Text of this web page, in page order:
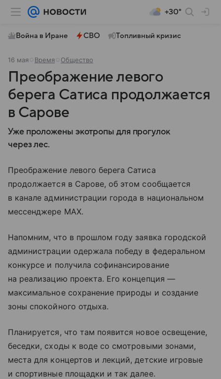
+30°
Война в Иране СВО Топливный кризис
16 мая Время Общество
Преображение левого
берега Сатиса продолжается
в Сарове
Уже проложены экотропы для прогулок
через лес.
Преображение левого берега Сатиса
продолжается в Сарове, об этом сообщается
в канале администрации города в национальном
мессенджере MAX.
Напомним, что в прошлом году заявка городской
администрации одержала победу в федеральном
конкурсе и получила софинансирование
на реализацию проекта. Его концепция —
максимальное сохранение природы и создание
зоны спокойного отдыха.
Планируется, что там появится новое освещение,
беседки, сходы к воде со смотровыми зонами,
места для концертов и лекций, детские игровые
и спортивные площадки и так далее.